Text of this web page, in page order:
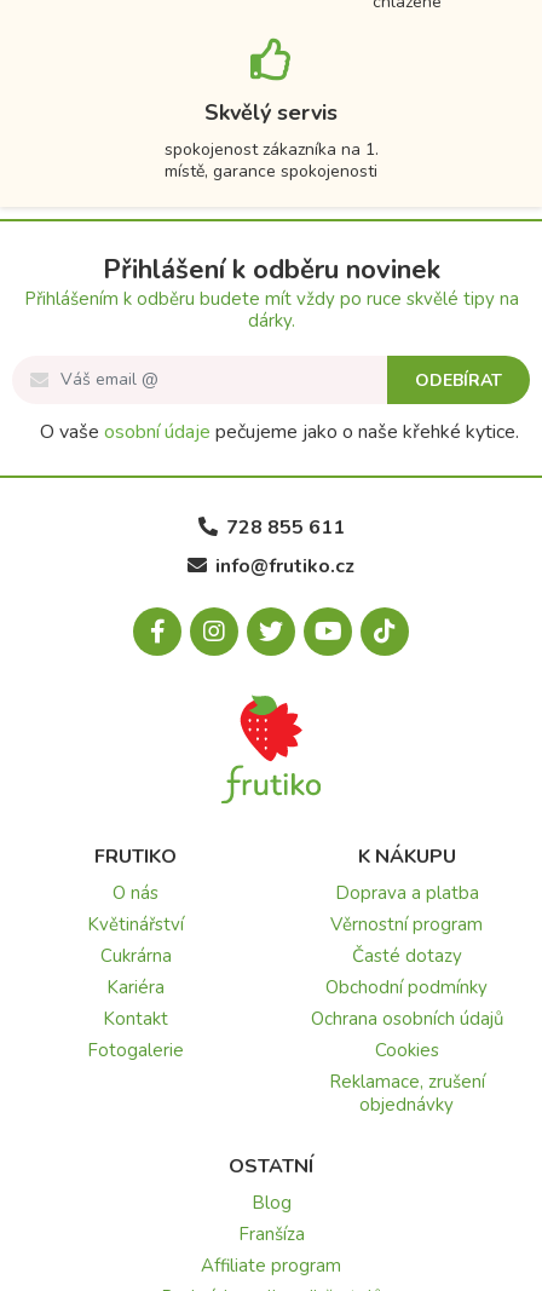
Skvělý servis
spokojenost zákazníka na 1.
místě, garance spokojenosti
Přihlášení k odběru novinek
Přihlášením k odběru budete mít vždy po ruce skvělé tipy na
dárky.
ODEBÍRAT
O vaše osobní údaje pečujeme jako o naše křehké kytice.
728 855 611
info@frutiko.cz
FRUTIKO
O nás
Květinářství
Cukrárna
Kariéra
Kontakt
Fotogalerie
K NÁKUPU
Doprava a platba
Věrnostní program
Časté dotazy
Obchodní podmínky
Ochrana osobních údajů
Cookies
Reklamace, zrušení
objednávky
OSTATNÍ
Blog
Franšíza
Affiliate program